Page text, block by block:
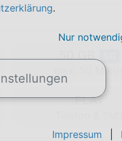
50 GB
max. 50 Mbit/
FLAT
.
Nur
Impressum